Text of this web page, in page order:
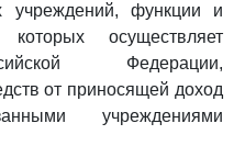
учреждений, функции и
осуществляет
Федерации,
от приносящей доход
учреждениями